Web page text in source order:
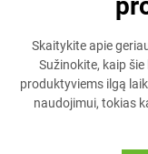
Skaitykite apie
Sužinokite, kaip
produktyviems ilgą
naudojimui, tokias